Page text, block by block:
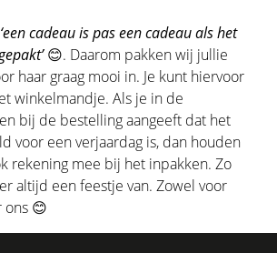
‘een cadeau is pas een cadeau als het
😊. Daarom pakken wij jullie
haar graag mooi in. Je kunt hiervoor
winkelmandje. Als je in de
bij de bestelling aangeeft dat het
voor een verjaardag is, dan houden
rekening mee bij het inpakken. Zo
altijd een feestje van. Zowel voor
ons 😊